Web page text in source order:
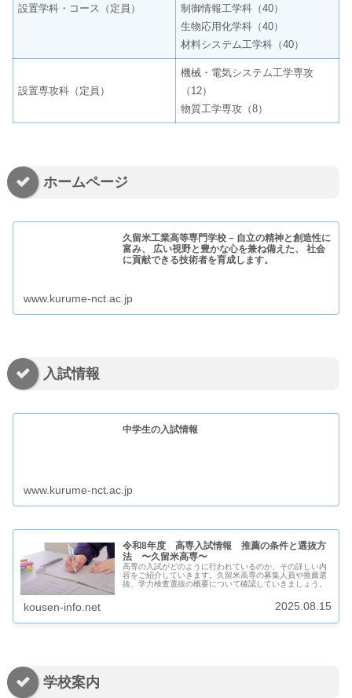
設置学科・コース（定員）
制御情報工学科（40）
生物応用化学科（40）
材料システム工学科（40）
設置専攻科（定員）
機械・電気システム工学専攻
（12）
物質工学専攻（8）
ホームページ
久留米工業高等専門学校 – 自立の精神と創造性に
富み、 広い視野と豊かな心を兼ね備えた、 社会
に貢献できる技術者を育成します。
www.kurume-nct.ac.jp
入試情報
中学生の入試情報
www.kurume-nct.ac.jp
令和8年度 高専入試情報 推薦の条件と選抜方
法 〜久留米高専〜
高専の入試がどのように行われているのか、その詳しい内
容をご紹介していきます。久留米高専の募集人員や推薦選
抜、学力検査選抜の概要について確認していきましょう。
kousen-info.net 2025.08.15
学校案内